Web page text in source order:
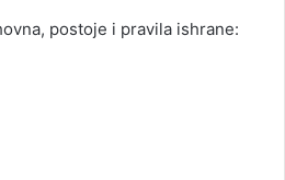
postoje i pravila ishrane: